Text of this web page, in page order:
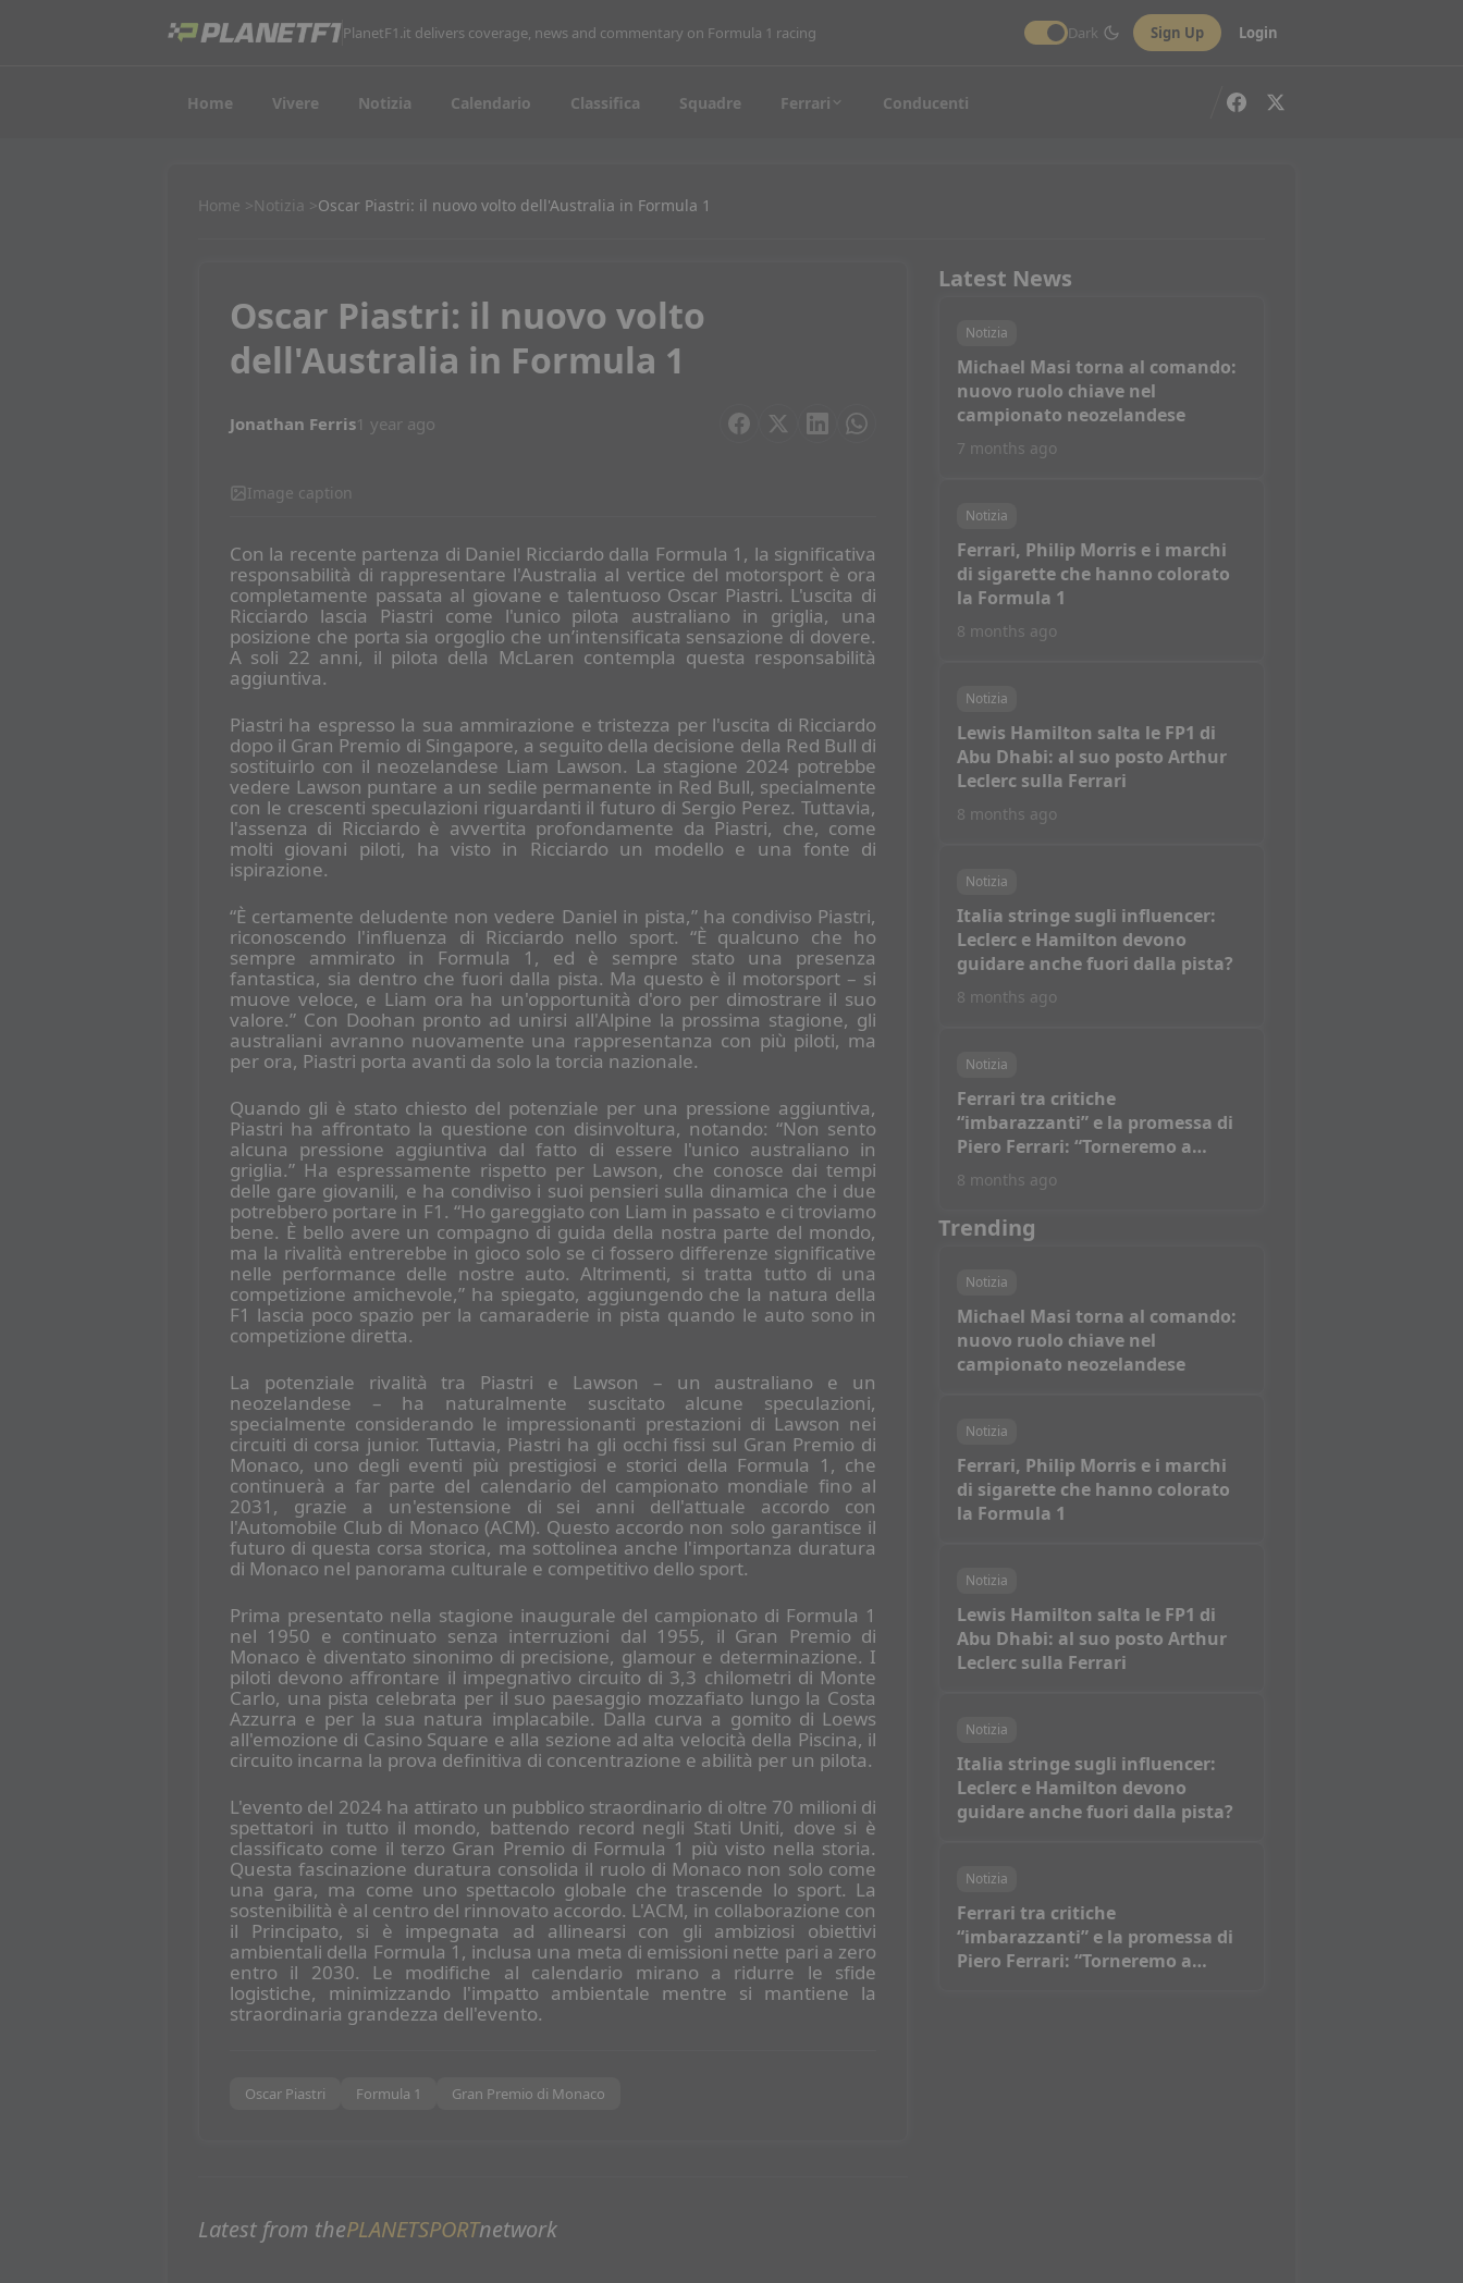
PlanetF1.it delivers coverage, news and commentary on Formula 1 racing Dark Sign Up Login
Home Vivere Notizia Calendario Classifica Squadre Ferrari Conducenti
Home Notizia Oscar Piastri: il nuovo volto dell'Australia in Formula 1
Oscar Piastri: il nuovo volto
dell'Australia in Formula 1
Jonathan Ferris 1 year ago
Image caption
Con la recente partenza di Daniel Ricciardo dalla Formula 1, la significativa
responsabilità di rappresentare l'Australia al vertice del motorsport è ora
completamente passata al giovane e talentuoso Oscar Piastri. L'uscita di
Ricciardo lascia Piastri come l'unico pilota australiano in griglia, una
posizione che porta sia orgoglio che un’intensificata sensazione di dovere.
A soli 22 anni, il pilota della McLaren contempla questa responsabilità
aggiuntiva.
Piastri ha espresso la sua ammirazione e tristezza per l'uscita di Ricciardo
dopo il Gran Premio di Singapore, a seguito della decisione della Red Bull di
sostituirlo con il neozelandese Liam Lawson. La stagione 2024 potrebbe
vedere Lawson puntare a un sedile permanente in Red Bull, specialmente
con le crescenti speculazioni riguardanti il futuro di Sergio Perez. Tuttavia,
l'assenza di Ricciardo è avvertita profondamente da Piastri, che, come
molti giovani piloti, ha visto in Ricciardo un modello e una fonte di
ispirazione.
“È certamente deludente non vedere Daniel in pista,” ha condiviso Piastri,
riconoscendo l'influenza di Ricciardo nello sport. “È qualcuno che ho
sempre ammirato in Formula 1, ed è sempre stato una presenza
fantastica, sia dentro che fuori dalla pista. Ma questo è il motorsport – si
muove veloce, e Liam ora ha un'opportunità d'oro per dimostrare il suo
valore.” Con Doohan pronto ad unirsi all'Alpine la prossima stagione, gli
australiani avranno nuovamente una rappresentanza con più piloti, ma
per ora, Piastri porta avanti da solo la torcia nazionale.
Quando gli è stato chiesto del potenziale per una pressione aggiuntiva,
Piastri ha affrontato la questione con disinvoltura, notando: “Non sento
alcuna pressione aggiuntiva dal fatto di essere l'unico australiano in
griglia.” Ha espressamente rispetto per Lawson, che conosce dai tempi
delle gare giovanili, e ha condiviso i suoi pensieri sulla dinamica che i due
potrebbero portare in F1. “Ho gareggiato con Liam in passato e ci troviamo
bene. È bello avere un compagno di guida della nostra parte del mondo,
ma la rivalità entrerebbe in gioco solo se ci fossero differenze significative
nelle performance delle nostre auto. Altrimenti, si tratta tutto di una
competizione amichevole,” ha spiegato, aggiungendo che la natura della
F1 lascia poco spazio per la camaraderie in pista quando le auto sono in
competizione diretta.
La potenziale rivalità tra Piastri e Lawson – un australiano e un
neozelandese – ha naturalmente suscitato alcune speculazioni,
specialmente considerando le impressionanti prestazioni di Lawson nei
circuiti di corsa junior. Tuttavia, Piastri ha gli occhi fissi sul Gran Premio di
Monaco, uno degli eventi più prestigiosi e storici della Formula 1, che
continuerà a far parte del calendario del campionato mondiale fino al
2031, grazie a un'estensione di sei anni dell'attuale accordo con
l'Automobile Club di Monaco (ACM). Questo accordo non solo garantisce il
futuro di questa corsa storica, ma sottolinea anche l'importanza duratura
di Monaco nel panorama culturale e competitivo dello sport.
Prima presentato nella stagione inaugurale del campionato di Formula 1
nel 1950 e continuato senza interruzioni dal 1955, il Gran Premio di
Monaco è diventato sinonimo di precisione, glamour e determinazione. I
piloti devono affrontare il impegnativo circuito di 3,3 chilometri di Monte
Carlo, una pista celebrata per il suo paesaggio mozzafiato lungo la Costa
Azzurra e per la sua natura implacabile. Dalla curva a gomito di Loews
all'emozione di Casino Square e alla sezione ad alta velocità della Piscina, il
circuito incarna la prova definitiva di concentrazione e abilità per un pilota.
L'evento del 2024 ha attirato un pubblico straordinario di oltre 70 milioni di
spettatori in tutto il mondo, battendo record negli Stati Uniti, dove si è
classificato come il terzo Gran Premio di Formula 1 più visto nella storia.
Questa fascinazione duratura consolida il ruolo di Monaco non solo come
una gara, ma come uno spettacolo globale che trascende lo sport. La
sostenibilità è al centro del rinnovato accordo. L'ACM, in collaborazione con
il Principato, si è impegnata ad allinearsi con gli ambiziosi obiettivi
ambientali della Formula 1, inclusa una meta di emissioni nette pari a zero
entro il 2030. Le modifiche al calendario mirano a ridurre le sfide
logistiche, minimizzando l'impatto ambientale mentre si mantiene la
straordinaria grandezza dell'evento.
Oscar Piastri Formula 1 Gran Premio di Monaco
Latest from thePLANETSPORTnetwork
Latest News
Notizia
Michael Masi torna al comando:
nuovo ruolo chiave nel
campionato neozelandese
7 months ago
Notizia
Ferrari, Philip Morris e i marchi
di sigarette che hanno colorato
la Formula 1
8 months ago
Notizia
Lewis Hamilton salta le FP1 di
Abu Dhabi: al suo posto Arthur
Leclerc sulla Ferrari
8 months ago
Notizia
Italia stringe sugli influencer:
Leclerc e Hamilton devono
guidare anche fuori dalla pista?
8 months ago
Notizia
Ferrari tra critiche
“imbarazzanti” e la promessa di
Piero Ferrari: “Torneremo a
vincere”
8 months ago
Trending
Notizia
Michael Masi torna al comando:
nuovo ruolo chiave nel
campionato neozelandese
Notizia
Ferrari, Philip Morris e i marchi
di sigarette che hanno colorato
la Formula 1
Notizia
Lewis Hamilton salta le FP1 di
Abu Dhabi: al suo posto Arthur
Leclerc sulla Ferrari
Notizia
Italia stringe sugli influencer:
Leclerc e Hamilton devono
guidare anche fuori dalla pista?
Notizia
Ferrari tra critiche
“imbarazzanti” e la promessa di
Piero Ferrari: “Torneremo a